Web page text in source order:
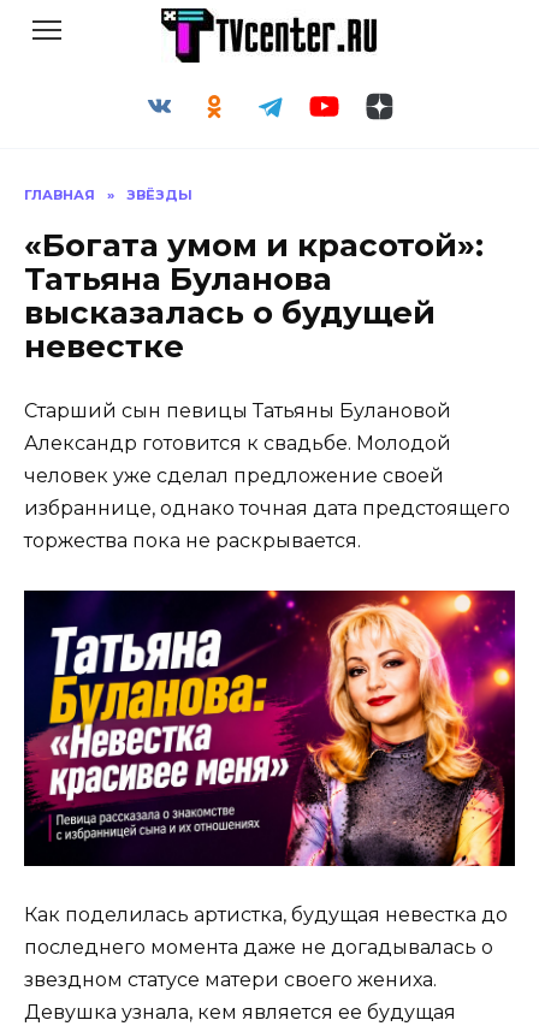
ГЛАВНАЯ » ЗВЁЗДЫ
«Богата умом и красотой»:
Татьяна Буланова
высказалась о будущей
невестке
Старший сын певицы Татьяны Булановой
Александр готовится к свадьбе. Молодой
человек уже сделал предложение своей
избраннице, однако точная дата предстоящего
торжества пока не раскрывается.
Как поделилась артистка, будущая невестка до
последнего момента даже не догадывалась о
звездном статусе матери своего жениха.
Девушка узнала, кем является ее будущая